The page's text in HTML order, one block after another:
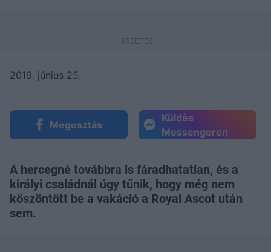
2019. június 25.
Megosztás
Küldés
Messengeren
A hercegné továbbra is fáradhatatlan, és a
királyi családnál úgy tűnik, hogy még nem
köszöntött be a vakáció a Royal Ascot után
sem.